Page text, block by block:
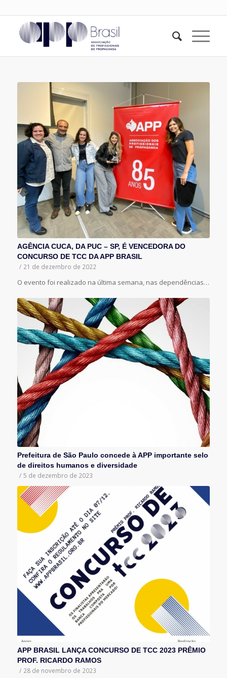
AGÊNCIA CUCA, DA PUC – SP, É VENCEDORA DO
CONCURSO DE TCC DA APP BRASIL
/ 21 de dezembro de 2022
O evento foi realizado na última semana, nas dependências…
Prefeitura de São Paulo concede à APP importante selo
de direitos humanos e diversidade
/ 5 de dezembro de 2023
APP BRASIL LANÇA CONCURSO DE TCC 2023 PRÊMIO
PROF. RICARDO RAMOS
/ 28 de novembro de 2023